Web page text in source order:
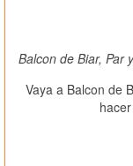
Balcon de Biar, Par
Vaya a Balcon de